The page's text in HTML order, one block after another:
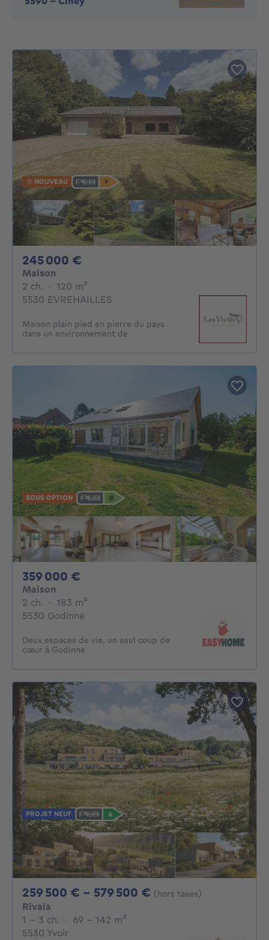
NOUVEAU
245 000 €
Maison
2 ch. 2 chambres
· 120 m²
5530 EVREHAILLES
Maison plain pied en pierre du pays
dans un environnement de
SOUS OPTION
359 000 €
Maison
2 ch. 2 chambres
· 183 m²
5530 Godinne
Deux espaces de vie, un seul coup de
cœur à Godinne
PROJET NEUF
259 500 € - 579 500 € De 259500€ À
(hors taxes)
Rivaia
1 - 3 Chambres
1 - 3 ch. · 69 - 142 m²
5530 Yvoir